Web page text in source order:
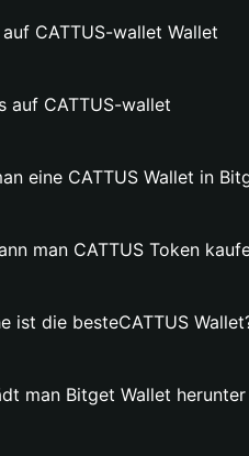
CATTUS-wallet Wallet
auf CATTUS-wallet
eine CATTUS Wallet in
man CATTUS Token
ist die besteCATTUS
man Bitget Wallet